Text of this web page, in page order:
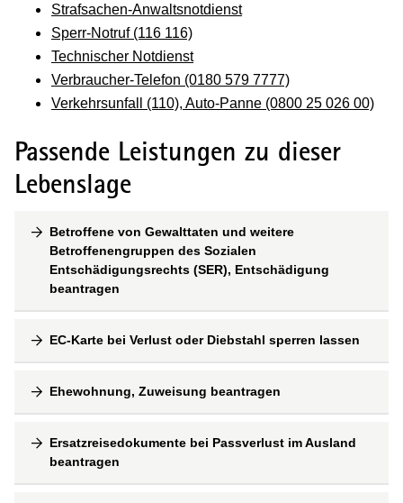
Strafsachen-Anwaltsnotdienst
Sperr-Notruf (116 116)
Technischer Notdienst
Verbraucher-Telefon (0180 579 7777)
Verkehrsunfall (110), Auto-Panne (0800 25 026 00)
Passende Leistungen zu dieser
Lebenslage
Betroffene von Gewalttaten und weitere
Betroffenengruppen des Sozialen
Entschädigungsrechts (SER), Entschädigung
beantragen
EC-Karte bei Verlust oder Diebstahl sperren lassen
Ehewohnung, Zuweisung beantragen
Ersatzreisedokumente bei Passverlust im Ausland
beantragen